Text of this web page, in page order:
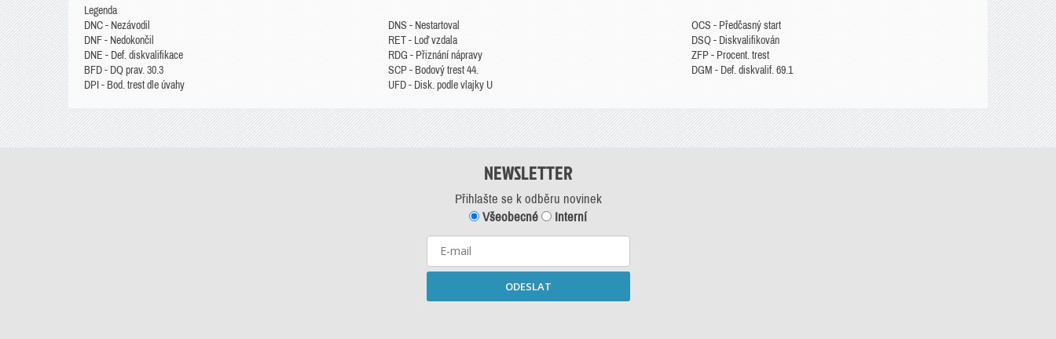
Legenda
DNC - Nezávodil
DNF - Nedokončil
DNE - Def. diskvalifikace
BFD - DQ prav. 30.3
DPI - Bod. trest dle úvahy
DNS - Nestartoval
RET - Loď vzdala
RDG - Přiznání nápravy
SCP - Bodový trest 44.
UFD - Disk. podle vlajky U
OCS - Předčasný start
DSQ - Diskvalifikován
ZFP - Procent. trest
DGM - Def. diskvalif. 69.1
NEWSLETTER
Přihlašte se k odběru novinek
Všeobecné
Interní
ODESLAT